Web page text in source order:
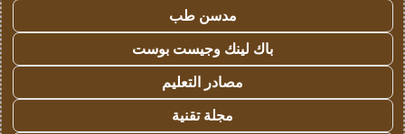
مدسن طب
باك لينك وجيست بوست
مصادر التعليم
مجلة تقنية